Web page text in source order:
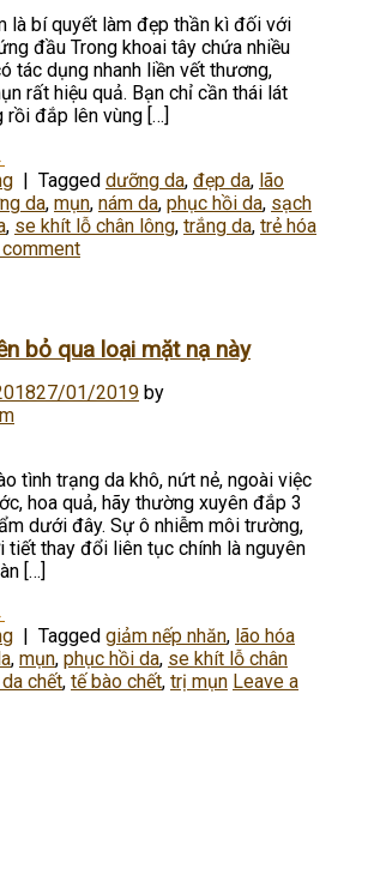
là bí quyết làm đẹp thần kì đối với
đầu Trong khoai tây chứa nhiều
tác dụng nhanh liền vết thương,
rất hiệu quả. Bạn chỉ cần thái lát
rồi đắp lên vùng […]
| Tagged dưỡng da, đẹp da, lão
da, mụn, nám da, phục hồi da, sạch
, se khít lỗ chân lông, trắng da, trẻ hóa
bỏ qua loại mặt nạ này
27/01/2019 by
tình trạng da khô, nứt nẻ, ngoài việc
hoa quả, hãy thường xuyên đắp 3
dưới đây. Sự ô nhiễm môi trường,
tiết thay đổi liên tục chính là nguyên
[…]
Tagged giảm nếp nhăn, lão hóa
, mụn, phục hồi da, se khít lỗ chân
chết, tế bào chết, trị mụn Leave a